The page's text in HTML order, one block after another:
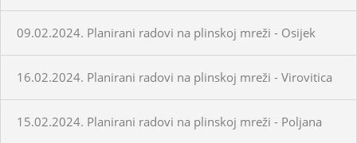
09.02.2024. Planirani radovi na plinskoj mreži - Osijek
16.02.2024. Planirani radovi na plinskoj mreži - Virovitica
15.02.2024. Planirani radovi na plinskoj mreži - Poljana